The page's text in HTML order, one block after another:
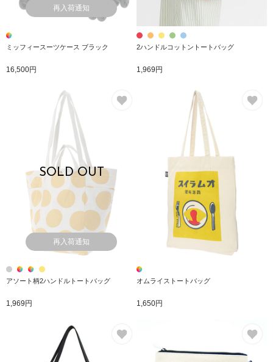
再入荷通知
ミッフィースーツケース ブラック
16,500円
2ハンドルコットントートバッグ
1,969円
SOLD OUT
再入荷通知
アソート柄2ハンドルトートバッグ
1,969円
オムライストートバッグ
1,650円